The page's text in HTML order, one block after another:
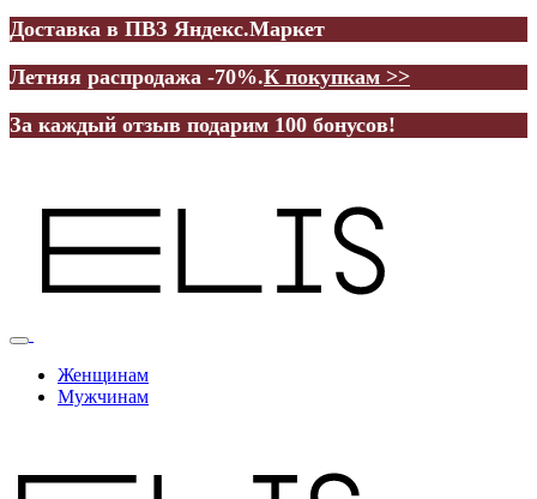
Доставка в ПВЗ Яндекс.Маркет
Летняя распродажа -70%.К покупкам >>
За каждый отзыв подарим 100 бонусов!
Женщинам
Мужчинам